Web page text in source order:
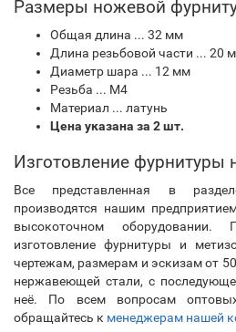
Размеры ножевой
Общая длина ... 32 мм
Длина резьбовой части ... 20
Диаметр шара ... 12 мм
Резьба ... М4
Материал ... латунь
Цена указана за 2 шт.
Изготовление фурнитуры
Все представленная в
производятся нашим
высокоточном
изготовление фурнитуры и
чертежам, размерам и эскизам от
нержавеющей стали, с
неё. По всем вопросам
обращайтесь к менеджерам нашей